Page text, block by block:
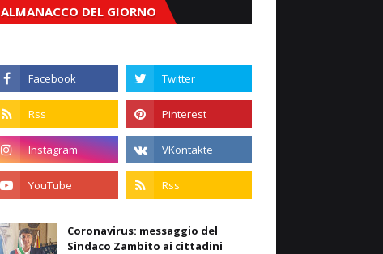
ALMANACCO DEL GIORNO
Coronavirus: messaggio del
Sindaco Zambito ai cittadini